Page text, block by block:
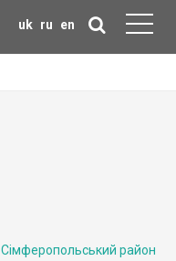
uk ru en
Сімферопольський район